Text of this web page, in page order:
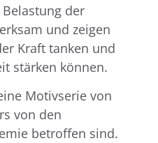
der
und zeigen
Kraft tanken und
stärken können.
Motivserie von
von den
betroffen sind.